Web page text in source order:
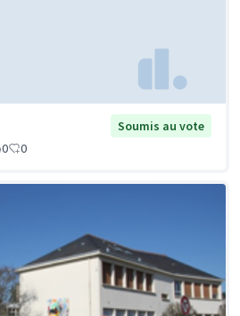
Soumis au vote
0 0